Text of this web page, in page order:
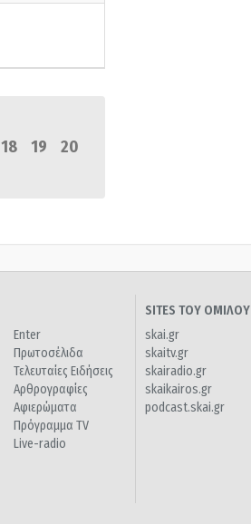
18 19
20
Enter
Πρωτοσέλιδα
Τελευταίες Ειδήσεις
Αρθρογραφίες
Αφιερώματα
Πρόγραμμα TV
Live-radio
SITES ΤΟΥ ΟΜΙΛΟΥ
skai.gr
skaitv.gr
skairadio.gr
skaikairos.gr
podcast.skai.gr